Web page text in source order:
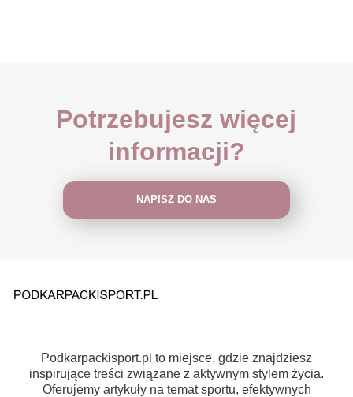
Potrzebujesz więcej
informacji?
NAPISZ DO NAS
Podkarpackisport.pl to miejsce, gdzie znajdziesz
inspirujące treści związane z aktywnym stylem życia.
Oferujemy artykuły na temat sportu, efektywnych